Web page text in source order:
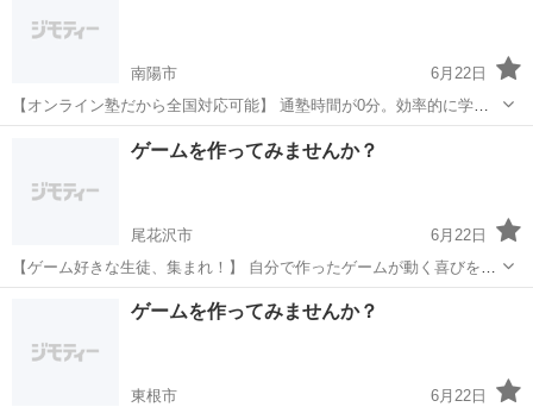
南陽市
6月22日
【オンライン塾だから全国対応可能】 通塾時間が0分。効率的に学べ
ます。 全国からの受講 インターネット環境があれば、 日本全国どこ
からでも受講可能。 地方にお住まいの方も大歓迎です。 時間帯の柔
プログラミング 柔軟性
ゲームを作ってみませんか？
尾花沢市
6月22日
【ゲーム好きな生徒、集まれ！】 自分で作ったゲームが動く喜びを体
験しよう。 ゲーム制作コースの内容 Scratchという初心者向けプログ
ラミング言語を使って、 シューティングゲームやアクションゲームな
どを製...
尾花沢市 プログラミング 表現力
ゲームを作ってみませんか？
東根市
6月22日